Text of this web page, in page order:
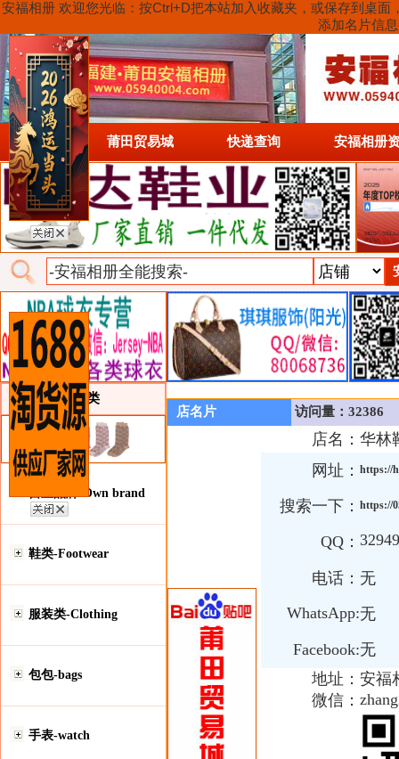
安福相册 欢迎您光临：按Ctrl+D把本站加入收藏夹，或保存到桌
添加名片信
首页 莆田贸易城 快递查询 安福相册
类目详细分类
自主品牌-Own brand
鞋类-Footwear
服装类-Clothing
包包-bags
手表-watch
店名片 访问量：32386
店名： 华林
网址： https://
搜索一下： https://
QQ：
电话： 无
WhatsApp:无
Facebook:无
地址： 安福
微信：